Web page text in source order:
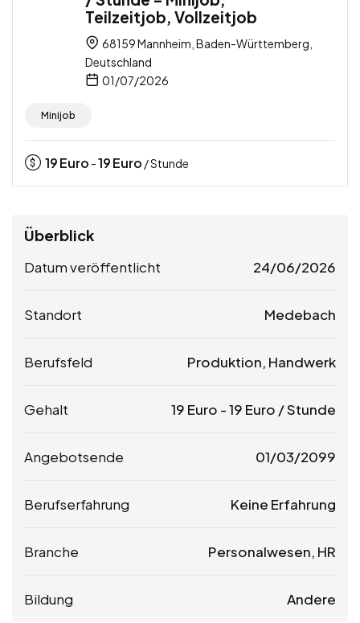
Teilzeitjob, Vollzeitjob
68159 Mannheim, Baden-Württemberg,
Deutschland
01/07/2026
Minijob
19Euro -19Euro / Stunde
Überblick
Datum veröffentlicht 24/06/2026
Standort Medebach
Berufsfeld Produktion, Handwerk
Gehalt 19 Euro -19 Euro / Stunde
Angebotsende 01/03/2099
Berufserfahrung Keine Erfahrung
Branche Personalwesen, HR
Bildung Andere